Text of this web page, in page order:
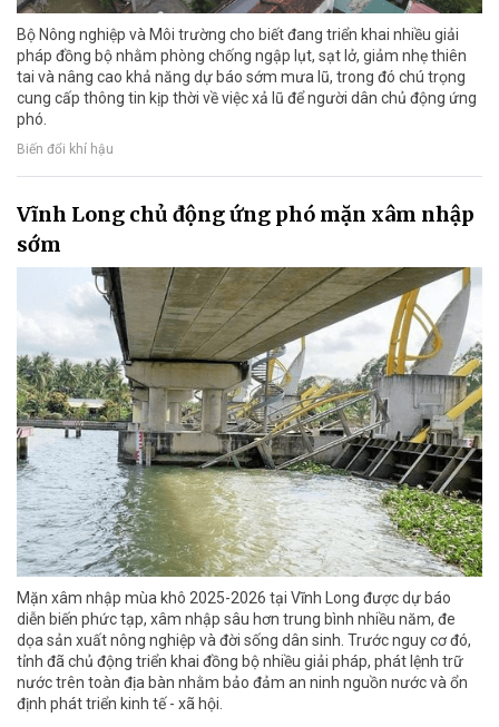
Bộ Nông nghiệp và Môi trường cho biết đang triển khai nhiều giải
pháp đồng bộ nhằm phòng chống ngập lụt, sạt lở, giảm nhẹ thiên
tai và nâng cao khả năng dự báo sớm mưa lũ, trong đó chú trọng
cung cấp thông tin kịp thời về việc xả lũ để người dân chủ động ứng
phó.
Biến đổi khí hậu
Vĩnh Long chủ động ứng phó mặn xâm nhập
sớm
Mặn xâm nhập mùa khô 2025-2026 tại Vĩnh Long được dự báo
diễn biến phức tạp, xâm nhập sâu hơn trung bình nhiều năm, đe
dọa sản xuất nông nghiệp và đời sống dân sinh. Trước nguy cơ đó,
tỉnh đã chủ động triển khai đồng bộ nhiều giải pháp, phát lệnh trữ
nước trên toàn địa bàn nhằm bảo đảm an ninh nguồn nước và ổn
định phát triển kinh tế - xã hội.